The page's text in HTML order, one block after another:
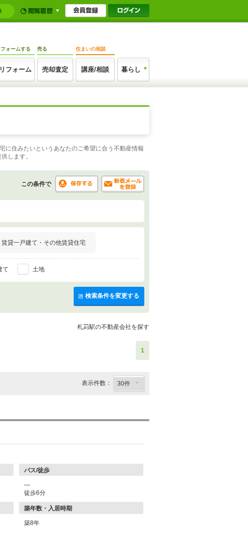
フォームする
リフォーム
売る
売却査定
住まいの相談
講座/相談 暮らし
に住みたいというあなたのご希望に合う不動産情報
します。
この条件で
賃貸一戸建て・その他賃貸住宅
て 土地
検索条件を変更する
札苅駅の不動産会社を探す
1
表示件数：
バス/徒歩
―
徒歩6分
築年数・入居時期
築8年